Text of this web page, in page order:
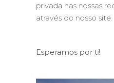
privada nas nossas
através do nosso site.
Esperamos por ti!